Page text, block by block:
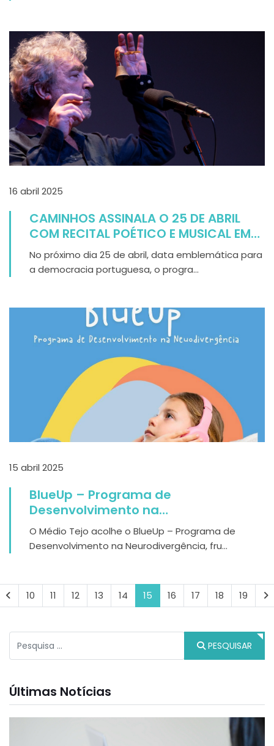
PESQUISAR
Últimas Notícias
16 abril 2025
CAMINHOS ASSINALA O 25 DE ABRIL
COM RECITAL POÉTICO E MUSICAL EM
FERREIRA DO ZÊZERE
No próximo dia 25 de abril, data emblemática para
a democracia portuguesa, o progra...
15 abril 2025
BlueUp – Programa de
Desenvolvimento na
Neurodivergência no Médio Tejo
O Médio Tejo acolhe o BlueUp – Programa de
Desenvolvimento na Neurodivergência, fru...
10 11 12 13 14 15 16 17 18 19